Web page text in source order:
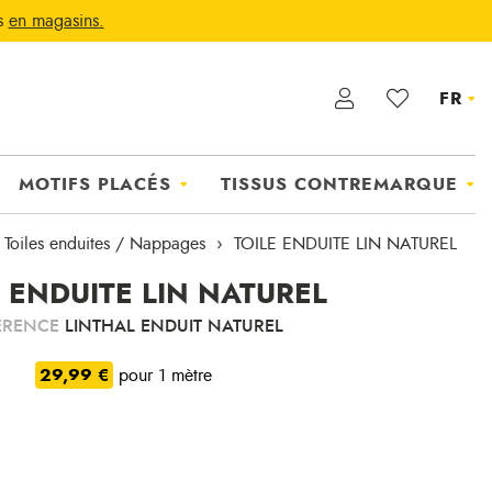
en magasins.
FR
MOTIFS PLACÉS TISSUS CONTREMARQUE
Toiles enduites / Nappages TOILE ENDUITE LIN NATUREL
ENDUITE LIN NATUREL
LINTHAL ENDUIT NATUREL
29,99 € pour 1 mètre